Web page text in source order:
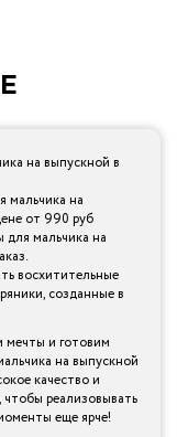
на выпускной в
мальчика на
от 990 руб
мальчика на
восхитительные
созданные в
и готовим
на выпускной
качество и
реализовывать
еще ярче!